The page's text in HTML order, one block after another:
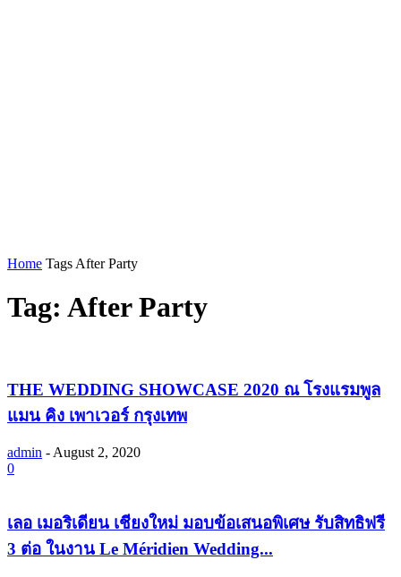
Home Tags After Party
Tag: After Party
THE WEDDING SHOWCASE 2020 ณ โรงแรมพูล
แมน คิง เพาเวอร์ กรุงเทพ
admin - August 2, 2020
0
เลอ เมอริเดียน เชียงใหม่ มอบข้อเสนอพิเศษ รับสิทธิฟรี
3 ต่อ ในงาน Le Méridien Wedding...